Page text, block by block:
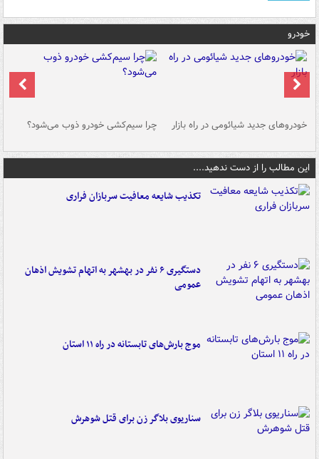
خودرو
خودروهای جدید شیائومی در راه بازار چرا سیم‌کشی خودرو ذوب می‌شود؟
این مطالب را از دست ندهید....
تکذیب شایعه معافیت سربازان فراری
دستگیری ۶ نفر در بهشهر به اتهام تشویش اذهان
عمومی
موج بارش‌های تابستانه در راه ۱۱ استان
سناریوی بلاگر زن برای قتل شوهرش